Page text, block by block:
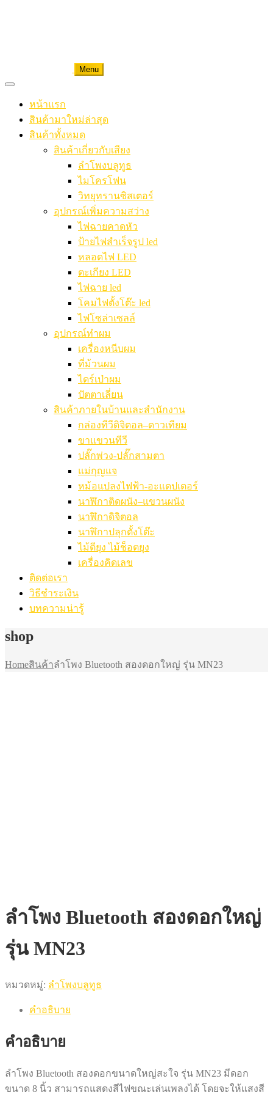
Menu
หน้าแรก
สินค้ามาใหม่ล่าสุด
สินค้าทั้งหมด
สินค้าเกี่ยวกับเสียง
ลำโพงบลูทูธ
ไมโครโฟน
วิทยุทรานซิสเตอร์
อุปกรณ์เพิ่มความสว่าง
ไฟฉายคาดหัว
ป้ายไฟสำเร็จรูป led
หลอดไฟ LED
ตะเกียง LED
ไฟฉาย led
โคมไฟตั้งโต๊ะ led
ไฟโซล่าเซลล์
อุปกรณ์ทำผม
เครื่องหนีบผม
ที่ม้วนผม
ไดร์เป่าผม
ปัตตาเลี่ยน
สินค้าภายในบ้านและสำนักงาน
กล่องทีวีดิจิตอล–ดาวเทียม
ขาแขวนทีวี
ปลั๊กพ่วง-ปลั๊กสามตา
แม่กุญแจ
หม้อแปลงไฟฟ้า-อะแดปเตอร์
นาฬิกาติดผนัง–แขวนผนัง
นาฬิกาดิจิตอล
นาฬิกาปลุกตั้งโต๊ะ
ไม้ตียุง ไม้ช็อตยุง
เครื่องคิดเลข
ติดต่อเรา
วิธีชำระเงิน
บทความน่ารู้
shop
Homeสินค้าลำโพง Bluetooth สองดอกใหญ่ รุ่น MN23
ลำโพง Bluetooth สองดอกใหญ่
รุ่น MN23
หมวดหมู่: ลำโพงบลูทูธ
คำอธิบาย
คำอธิบาย
ลำโพง Bluetooth สองดอกขนาดใหญ่สะใจ รุ่น MN23 มีดอก
ขนาด 8 นิ้ว สามารถแสดงสีไฟขณะเล่นเพลงได้ โดยจะให้แสงสี